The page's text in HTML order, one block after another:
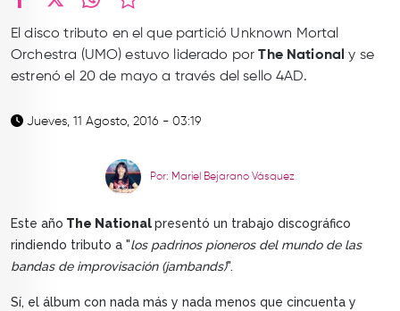
El disco tributo en el que partició Unknown Mortal
Orchestra (UMO) estuvo liderado porThe Nationaly se
estrenó el 20 de mayo a través del sello 4AD.
Jueves, 11 Agosto, 2016 - 03:19
Por: Mariel Bejarano Vásquez
Este año The Nationalpresentó un trabajo discográfico
rindiendo tributo a "los padrinos pioneros del mundo de las
bandas de improvisación (jambands)".
Sí, el álbum con nada más y nada menos que cincuenta y